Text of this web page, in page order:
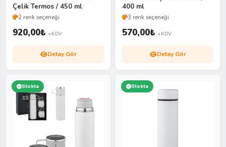
Çelik Termos / 450 ml
2 renk seçeneği
920,00₺ +KDV
Detay Gör
400 ml
3 renk seçeneği
570,00₺ +KDV
Detay Gör
Stokta Stokta